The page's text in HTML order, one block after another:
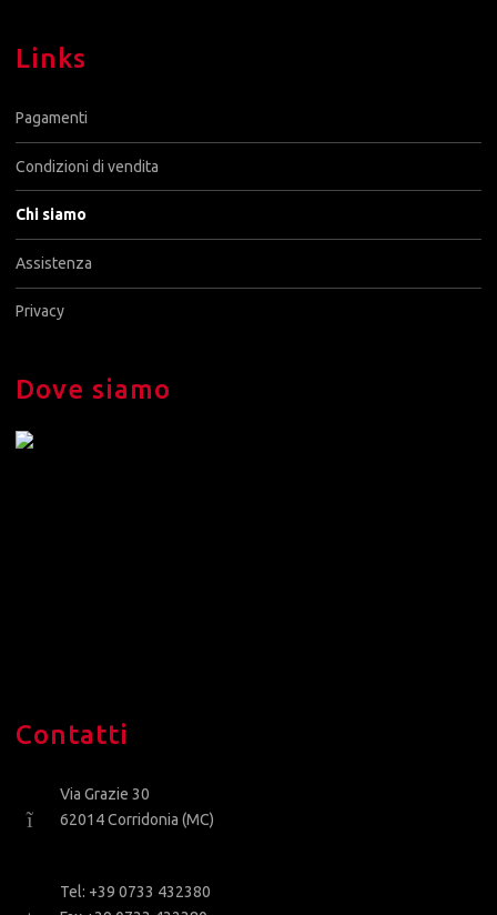
Links
Pagamenti
Condizioni di vendita
Chi siamo
Assistenza
Privacy
Dove siamo
Contatti
Via Grazie 30
62014 Corridonia (MC)
Tel: +39 0733 432380